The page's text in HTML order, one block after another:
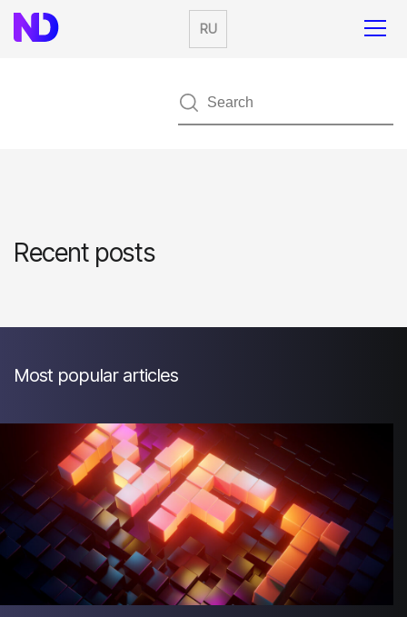
RU
Recent posts
Most popular articles